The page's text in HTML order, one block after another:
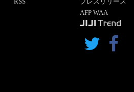
AFP WAA